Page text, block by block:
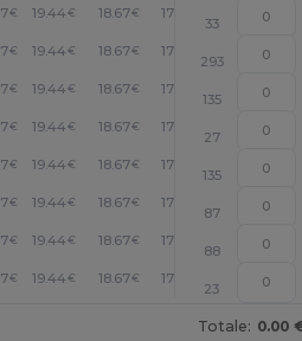
€ 19.44€ 18.67€ 17.89
33
€ 19.44€ 18.67€ 17.89 +
293
€ 19.44€ 18.67€ 17.89
135
€ 19.44€ 18.67€ 17.89
27
€ 19.44€ 18.67€ 17.89
135
€ 19.44€ 18.67€ 17.89
87
€ 19.44€ 18.67€ 17.89
88
€ 19.44€ 18.67€ 17.89
23
Totale: 0.00